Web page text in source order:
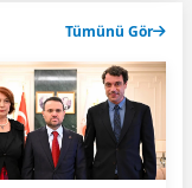
Tümünü Gör